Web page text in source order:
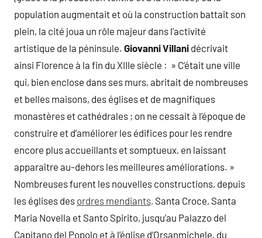
population augmentait et où la construction battait son
plein, la cité joua un rôle majeur dans l’activité
artistique de la péninsule. Giovanni Villani décrivait
ainsi Florence à la fin du XIIIe siècle : » C’était une ville
qui, bien enclose dans ses murs, abritait de nombreuses
et belles maisons, des églises et de magnifiques
monastères et cathédrales ; on ne cessait à l’époque de
construire et d’améliorer les édifices pour les rendre
encore plus accueillants et somptueux, en laissant
apparaître au-dehors les meilleures améliorations. »
Nombreuses furent les nouvelles constructions, depuis
les églises des ordres mendiants, Santa Croce, Santa
Maria Novella et Santo Spirito, jusqu’au Palazzo del
Capitano del Popolo et à l’église d’Orsanmichele, du